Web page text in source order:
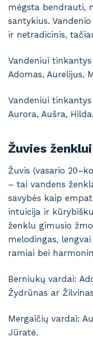
mėgsta bendrauti,
santykius.
ir netradicinis,
Vandeniui
Adomas, Aurelijus,
Vandeniui
Aurora, Aušra,
Žuvies
Žuvis (vasario
– tai vandens
savybės kaip
intuicija ir
ženklu gimusio
melodingas,
ramiai bei
Berniukų vardai:
Žydrūnas ar
Mergaičių vardai:
Jūratė.